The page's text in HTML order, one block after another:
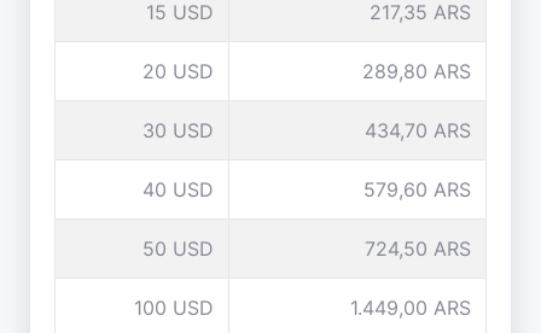
15 USD 217,35 ARS
20 USD 289,80 ARS
30 USD 434,70 ARS
40 USD 579,60 ARS
50 USD 724,50 ARS
100 USD 1.449,00 ARS